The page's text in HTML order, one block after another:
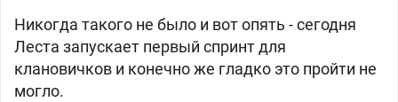
Никогда такого не было и вот опять - сегодня
Леста запускает первый спринт для
клановичков и конечно же гладко это пройти не
могло.